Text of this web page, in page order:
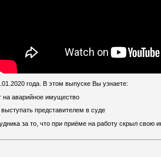
года. В этом выпуске Вы узнаете:
на аварийное имущество
представителем в суде
за то, что при приёме на работу скрыл свою